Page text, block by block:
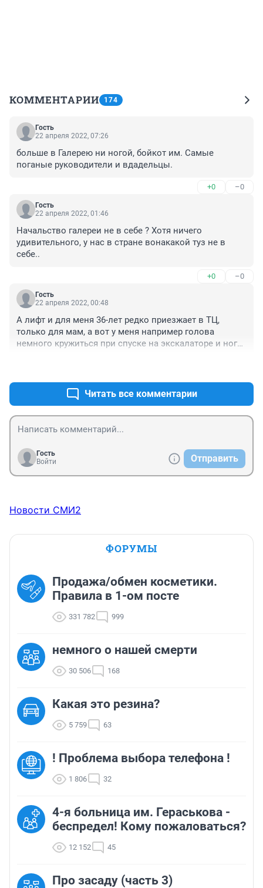
КОММЕНТАРИИ 174
Гость
22 апреля 2022, 07:26
больше в Галерею ни ногой, бойкот им. Самые
поганые руководители и вдадельцы.
+0 –0
Гость
22 апреля 2022, 01:46
Начальство галереи не в себе ? Хотя ничего
удивительного, у нас в стране вонакакой туз не в
себе..
+0 –0
Гость
22 апреля 2022, 00:48
А лифт и для меня 36-лет редко приезжает в ТЦ,
только для мам, а вот у меня например голова
немного кружиться при спуске на экскалаторе и нога
Читать все комментарии
Гость
Войти
Отправить
Новости СМИ2
ФОРУМЫ
Продажа/обмен косметики.
Правила в 1-ом посте
331 782 999
немного о нашей смерти
30 506 168
Какая это резина?
5 759 63
! Проблема выбора телефона !
1 806 32
4-я больница им. Гераськова -
беспредел! Кому пожаловаться?
12 152 45
Про засаду (часть 3)